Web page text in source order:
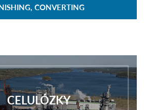
CONVERTING
CELULÓZKY